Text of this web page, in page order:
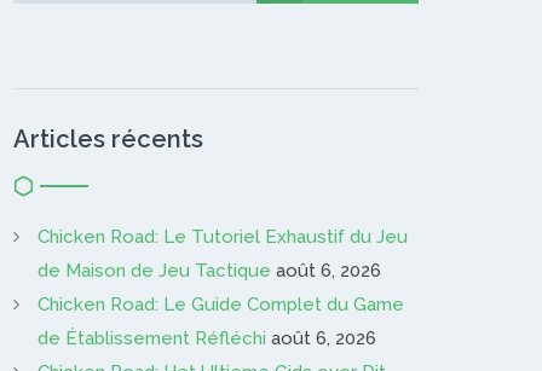
Articles récents
Chicken Road: Le Tutoriel Exhaustif du Jeu
de Maison de Jeu Tactique août 6, 2026
Chicken Road: Le Guide Complet du Game
de Établissement Réfléchi août 6, 2026